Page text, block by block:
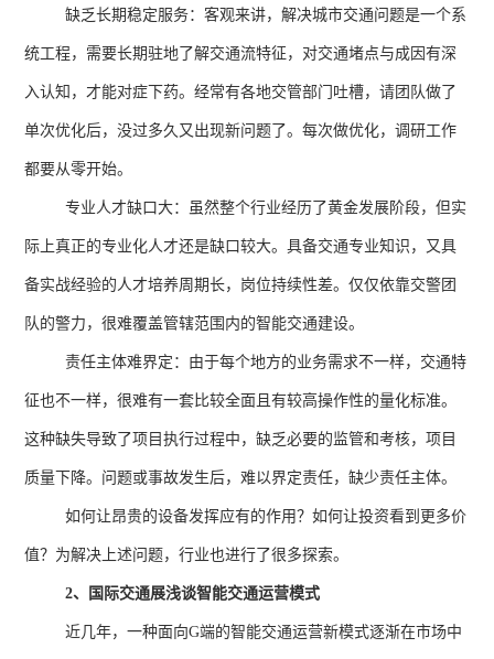
缺乏长期稳定服务：客观来讲，解决城市交通问题是一个系
统工程，需要长期驻地了解交通流特征，对交通堵点与成因有深
入认知，才能对症下药。经常有各地交管部门吐槽，请团队做了
单次优化后，没过多久又出现新问题了。每次做优化，调研工作
都要从零开始。
专业人才缺口大：虽然整个行业经历了黄金发展阶段，但实
际上真正的专业化人才还是缺口较大。具备交通专业知识，又具
备实战经验的人才培养周期长，岗位持续性差。仅仅依靠交警团
队的警力，很难覆盖管辖范围内的智能交通建设。
责任主体难界定：由于每个地方的业务需求不一样，交通特
征也不一样，很难有一套比较全面且有较高操作性的量化标准。
这种缺失导致了项目执行过程中，缺乏必要的监管和考核，项目
质量下降。问题或事故发生后，难以界定责任，缺少责任主体。
如何让昂贵的设备发挥应有的作用？如何让投资看到更多价
值？为解决上述问题，行业也进行了很多探索。
2、国际交通展浅谈智能交通运营模式
近几年，一种面向G端的智能交通运营新模式逐渐在市场中